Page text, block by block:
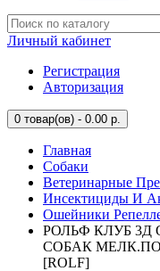
Личный кабинет
Регистрация
Авторизация
0 товар(ов) - 0.00 р.
Главная
Собаки
Ветеринарные
Инсектициды И
Ошейники
РОЛЬФ КЛУБ
СОБАК
[ROLF]